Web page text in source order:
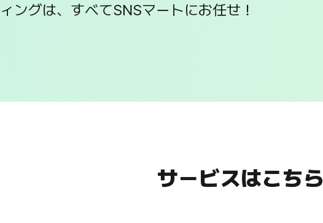
ングは、すべてSNSマートにお任せ！
サービスはこちら